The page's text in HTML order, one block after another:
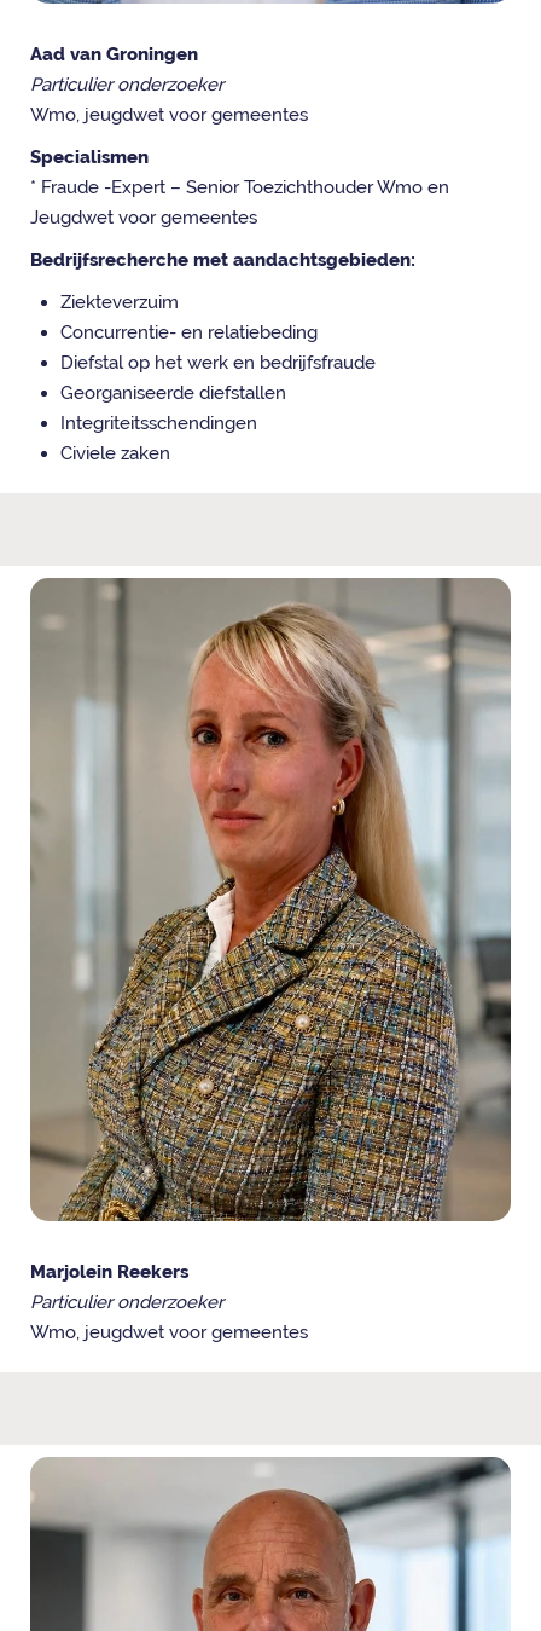
Aad van Groningen
Particulier onderzoeker
Wmo, jeugdwet voor gemeentes
Specialismen
* Fraude -Expert – Senior Toezichthouder Wmo en
Jeugdwet voor gemeentes
Bedrijfsrecherche met aandachtsgebieden:
Ziekteverzuim
Concurrentie- en relatiebeding
Diefstal op het werk en bedrijfsfraude
Georganiseerde diefstallen
Integriteitsschendingen
Civiele zaken
Marjolein Reekers
Particulier onderzoeker
Wmo, jeugdwet voor gemeentes